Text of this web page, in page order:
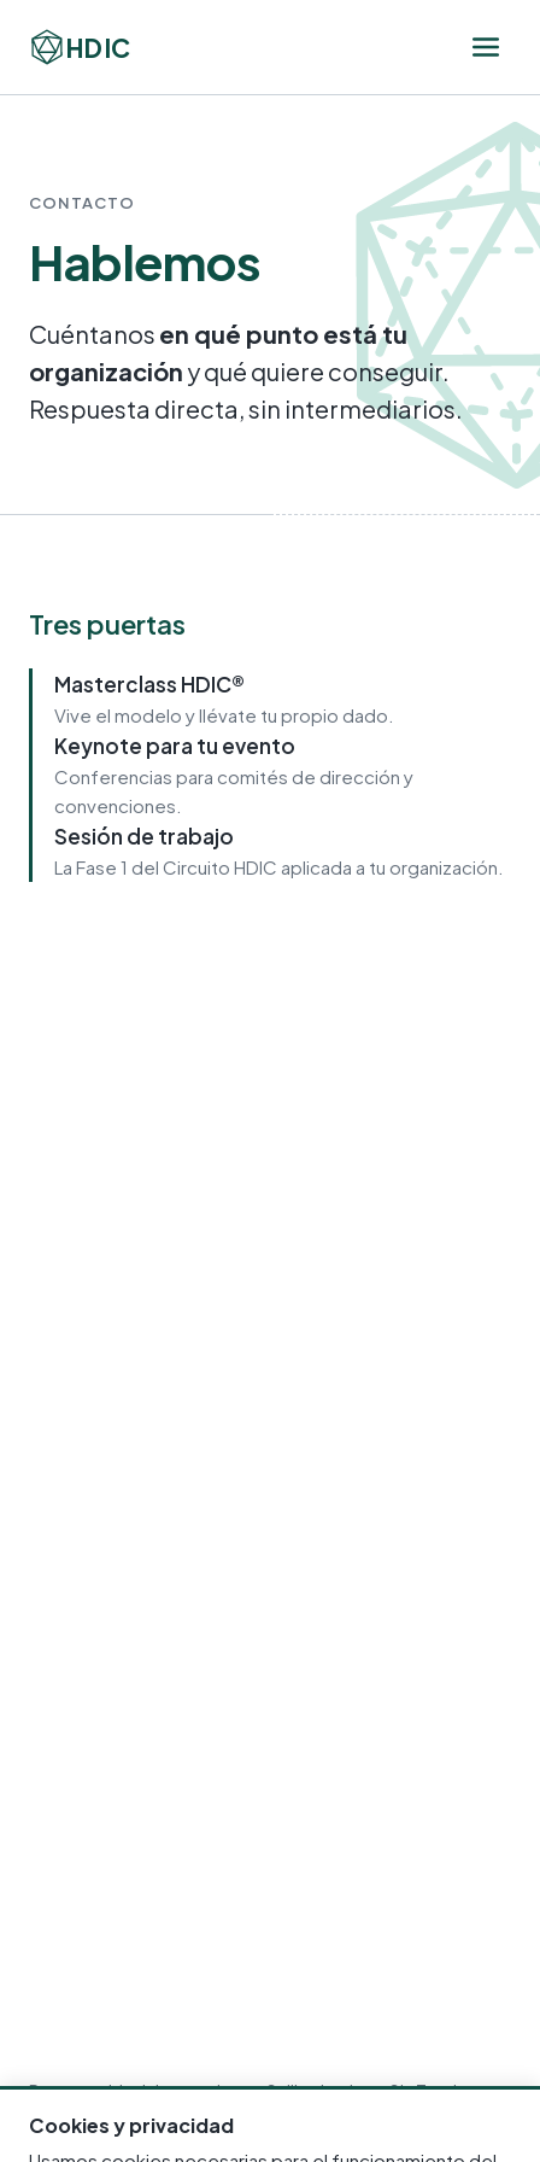
HDIC
CONTACTO
Hablemos
Cuéntanos en qué punto está tu
organización y qué quiere conseguir.
Respuesta directa, sin intermediarios.
Tres puertas
Masterclass HDIC®
Vive el modelo y llévate tu propio dado.
Keynote para tu evento
Conferencias para comités de dirección y
convenciones.
Sesión de trabajo
La Fase 1 del Circuito HDIC aplicada a tu organización.
Responsable del tratamiento: Selling Institute SL. Tus datos
se usan solo para responder a tu solicitud. Más información
política de privacidad
Cookies y privacidad